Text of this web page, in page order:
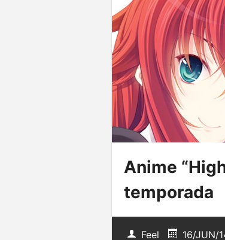
Anime
temporada
Feel 16/JUN/